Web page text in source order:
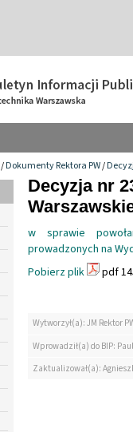
/Dokumenty Rektora PW/
Decyzja nr
w sprawie
prowadzonych na
Pobierz plik
pdf
Wytworzył(a): JM Rektor
Wprowadził(a) do BIP:
Zaktualizował(a):